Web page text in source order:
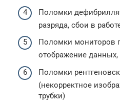
Поломки
разряда, сбои в
Поломки мониторов
отображение данных,
Поломки
(некорректное
трубки)